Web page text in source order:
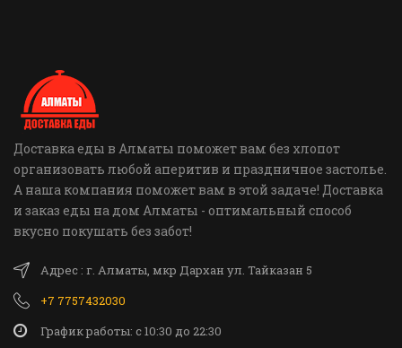
Доставка еды в Алматы поможет вам без хлопот
организовать любой аперитив и праздничное застолье.
А наша компания поможет вам в этой задаче! Доставка
и заказ еды на дом Алматы - оптимальный способ
вкусно покушать без забот!
Адрес : г. Алматы, мкр Дархан ул. Тайказан 5
+7 7757432030
График работы: c 10:30 до 22:30